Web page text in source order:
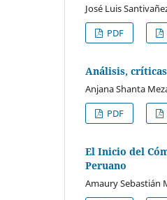
José Luis
PDF
Análisis,
Anjana Shanta
PDF
El Inicio del
Peruano
Amaury Sebastián